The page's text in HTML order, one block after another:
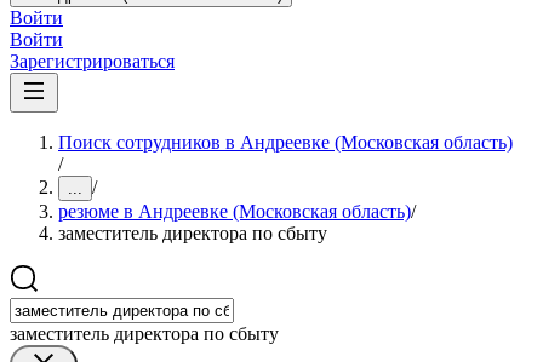
Войти
Войти
Зарегистрироваться
Поиск сотрудников в Андреевке (Московская область)
/
... /
резюме в Андреевке (Московская область)/
заместитель директора по сбыту
заместитель директора по сбыту